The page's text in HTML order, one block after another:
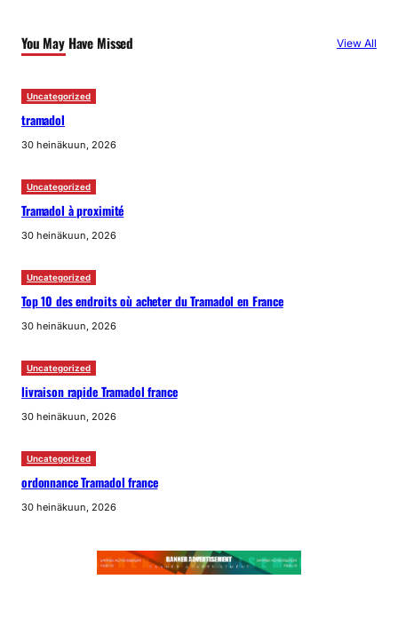
You May Have Missed View All
Uncategorized
tramadol
30 heinäkuun, 2026
Uncategorized
Tramadol à proximité
30 heinäkuun, 2026
Uncategorized
Top 10 des endroits où acheter du Tramadol en France
30 heinäkuun, 2026
Uncategorized
livraison rapide Tramadol france
30 heinäkuun, 2026
Uncategorized
ordonnance Tramadol france
30 heinäkuun, 2026